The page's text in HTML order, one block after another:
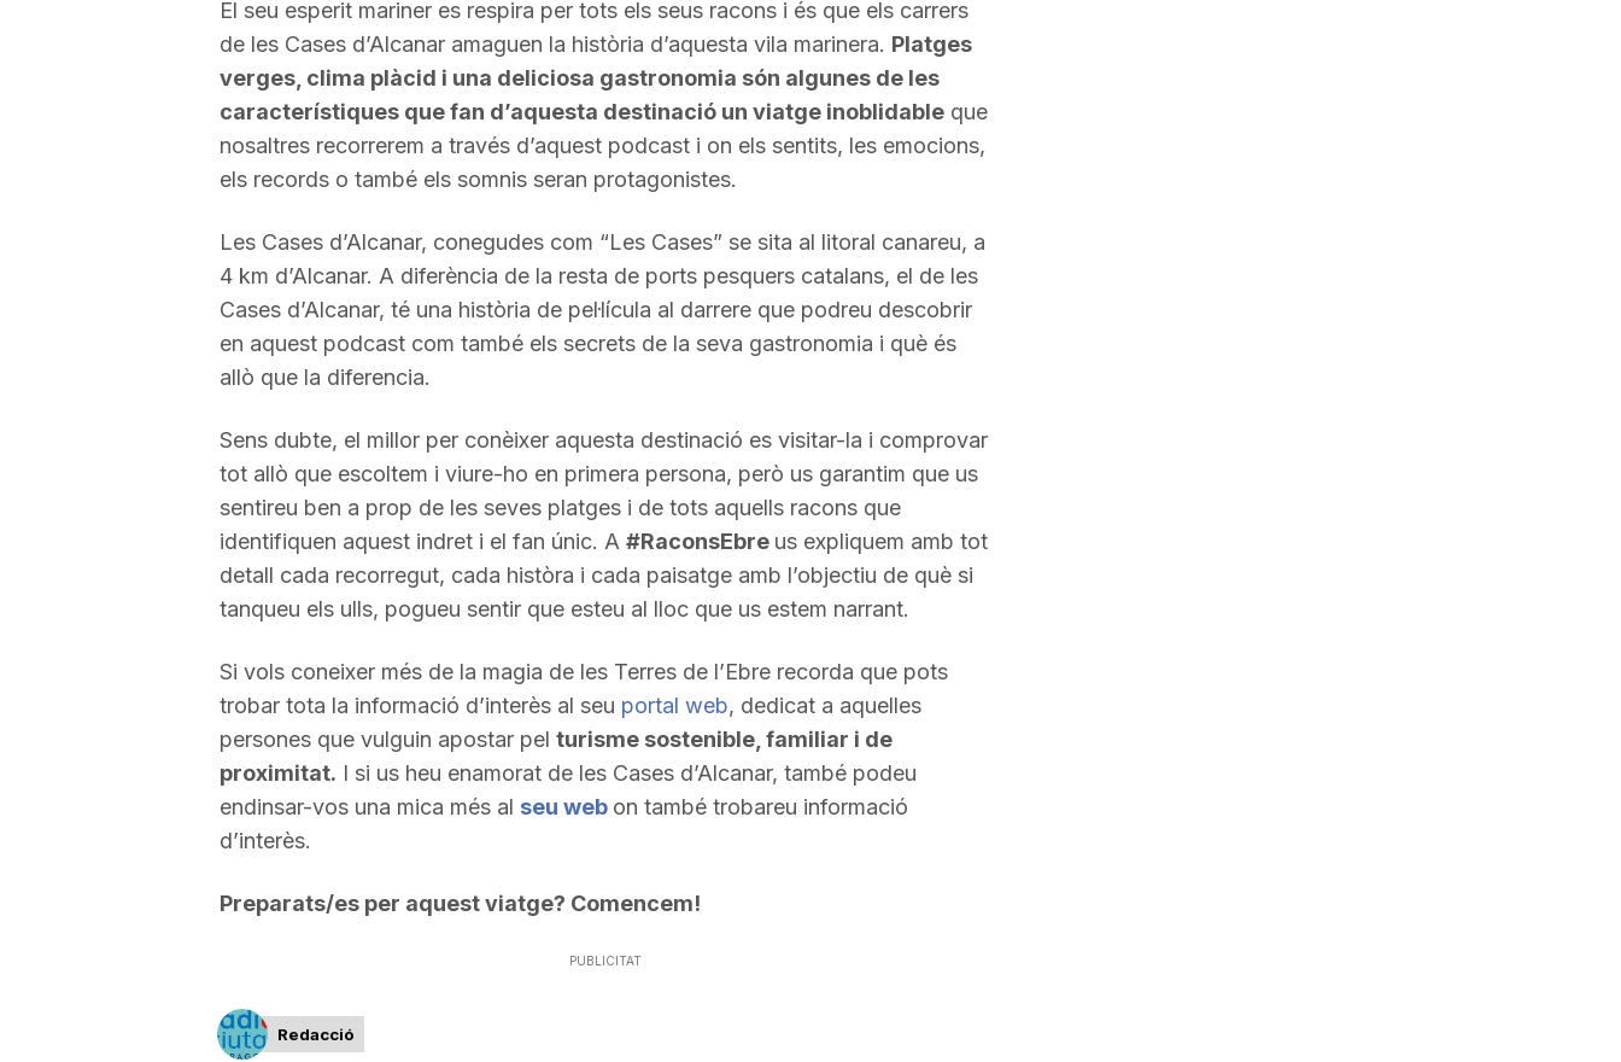
n
a
El seu esperit mariner es respira per tots els seus racons i és que els carrers
de les Cases d’Alcanar amaguen la història d’aquesta vila marinera. Platges
verges, clima plàcid i una deliciosa gastronomia són algunes de les
característiques que fan d’aquesta destinació un viatge inoblidableque
nosaltres recorrerem a través d’aquest podcast i on els sentits, les emocions,
els records o també els somnis seran protagonistes.
Les Cases d’Alcanar, conegudes com “Les Cases” se sita al litoral canareu, a
4 km d’Alcanar. A diferència de la resta de ports pesquers catalans, el de les
Cases d’Alcanar, té una història de pel·lícula al darrere que podreu descobrir
en aquest podcast com també els secrets de la seva gastronomia i què és
allò que la diferencia.
Sens dubte, el millor per conèixer aquesta destinació es visitar-la i comprovar
tot allò que escoltem i viure-ho en primera persona, però us garantim que us
sentireu ben a prop de les seves platges i de tots aquells racons que
identifiquen aquest indret i el fan únic. A #RaconsEbre us expliquem amb tot
detall cada recorregut, cada històra i cada paisatge amb l’objectiu de què si
tanqueu els ulls, pogueu sentir que esteu al lloc que us estem narrant.
Si vols coneixer més de la magia de les Terres de l’Ebre recorda que pots
trobar tota la informació d’interès al seu portal web, dedicat a aquelles
persones que vulguin apostar pel turisme sostenible, familiar i de
proximitat. I si us heu enamorat de les Cases d’Alcanar, també podeu
endinsar-vos una mica més al seu web on també trobareu informació
d’interès.
Preparats/es per aquest viatge? Comencem!
PUBLICITAT
Redacció